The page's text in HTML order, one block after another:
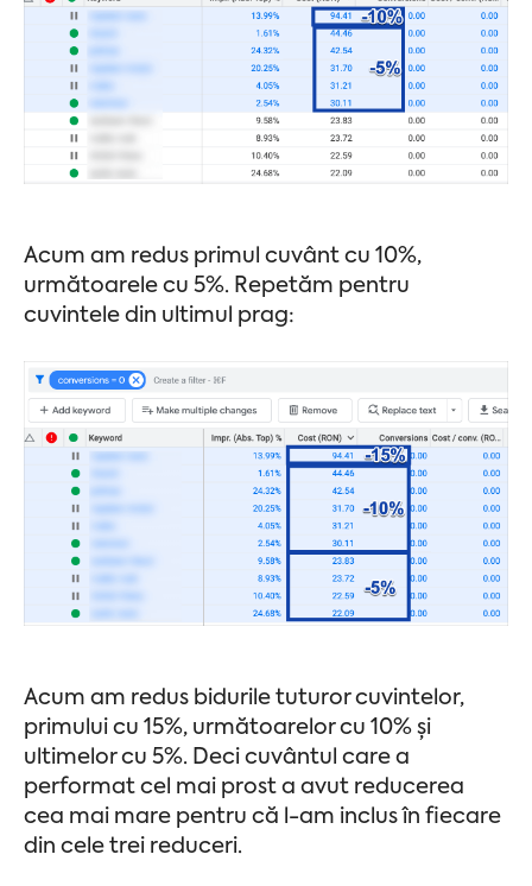
Acum am redus primul cuvânt cu 10%,
următoarele cu 5%. Repetăm pentru
cuvintele din ultimul prag:
Acum am redus bidurile tuturor cuvintelor,
primului cu 15%, următoarelor cu 10% și
ultimelor cu 5%. Deci cuvântul care a
performat cel mai prost a avut reducerea
cea mai mare pentru că l-am inclus în fiecare
din cele trei reduceri.